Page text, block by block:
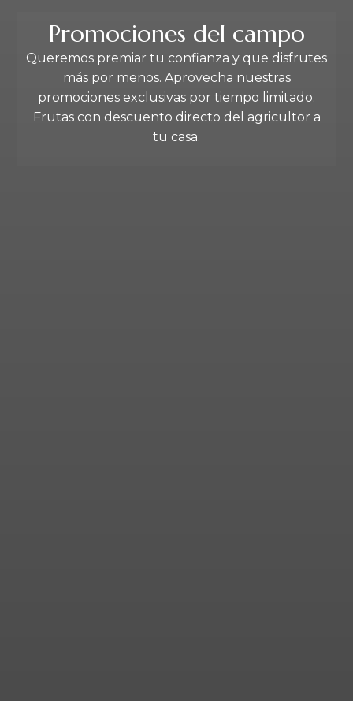
Promociones del campo
Queremos premiar tu confianza y que disfrutes
más por menos. Aprovecha nuestras
promociones exclusivas por tiempo limitado.
Frutas con descuento directo del agricultor a
tu casa.